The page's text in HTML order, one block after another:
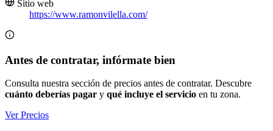
Sitio web
https://www.ramonvilella.com/
Antes de contratar, infórmate bien
Consulta nuestra sección de precios antes de contratar. Descubre
cuánto deberías pagar y qué incluye el servicio en tu zona.
Ver Precios